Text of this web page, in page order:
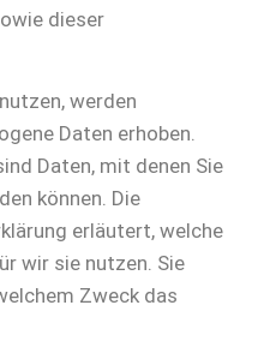
dieser
werden
Daten erhoben.
Daten, mit denen Sie
können. Die
erläutert, welche
wir sie nutzen. Sie
Zweck das